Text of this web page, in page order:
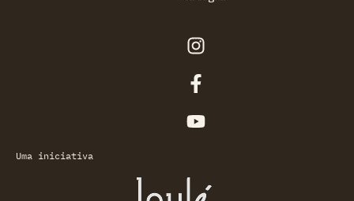
Uma iniciativa